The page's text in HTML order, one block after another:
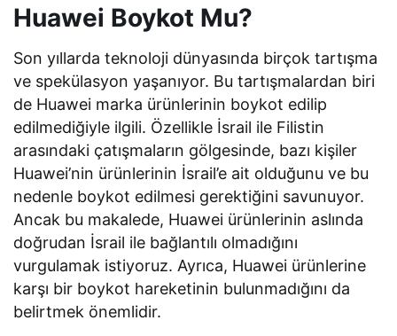
Huawei Boykot Mu?
Son yıllarda teknoloji dünyasında birçok tartışma
ve spekülasyon yaşanıyor. Bu tartışmalardan biri
de Huawei marka ürünlerinin boykot edilip
edilmediğiyle ilgili. Özellikle İsrail ile Filistin
arasındaki çatışmaların gölgesinde, bazı kişiler
Huawei’nin ürünlerinin İsrail’e ait olduğunu ve bu
nedenle boykot edilmesi gerektiğini savunuyor.
Ancak bu makalede, Huawei ürünlerinin aslında
doğrudan İsrail ile bağlantılı olmadığını
vurgulamak istiyoruz. Ayrıca, Huawei ürünlerine
karşı bir boykot hareketinin bulunmadığını da
belirtmek önemlidir.